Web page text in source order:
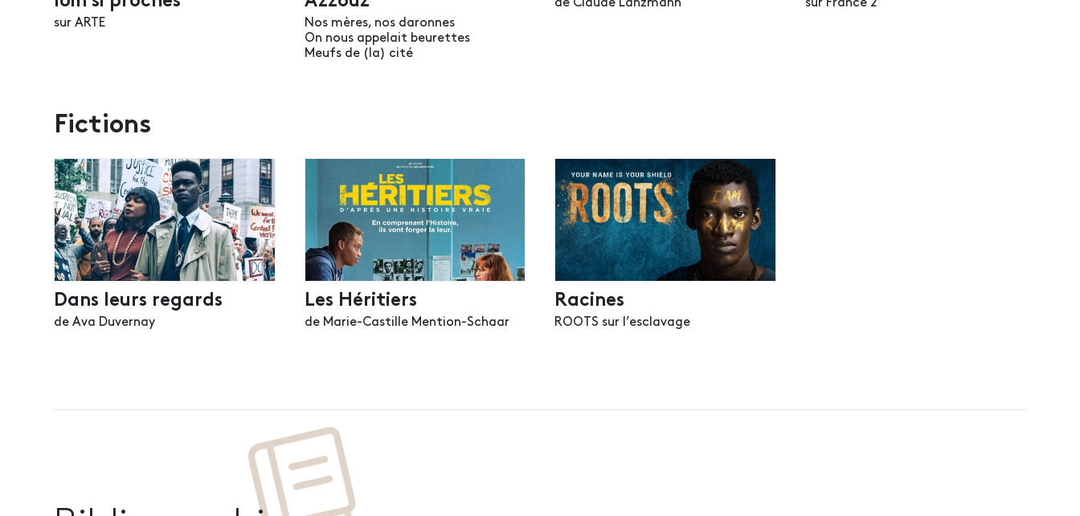
sur ARTE
Nos mères, nos daronnes
On nous appelait beurettes
Meufs de (la) cité
de Claude Lanzmann sur France 2
Fictions
Dans leurs regards
de Ava Duvernay
Les Héritiers
de Marie-Castille Mention-Schaar
Racines
ROOTS sur l’esclavage